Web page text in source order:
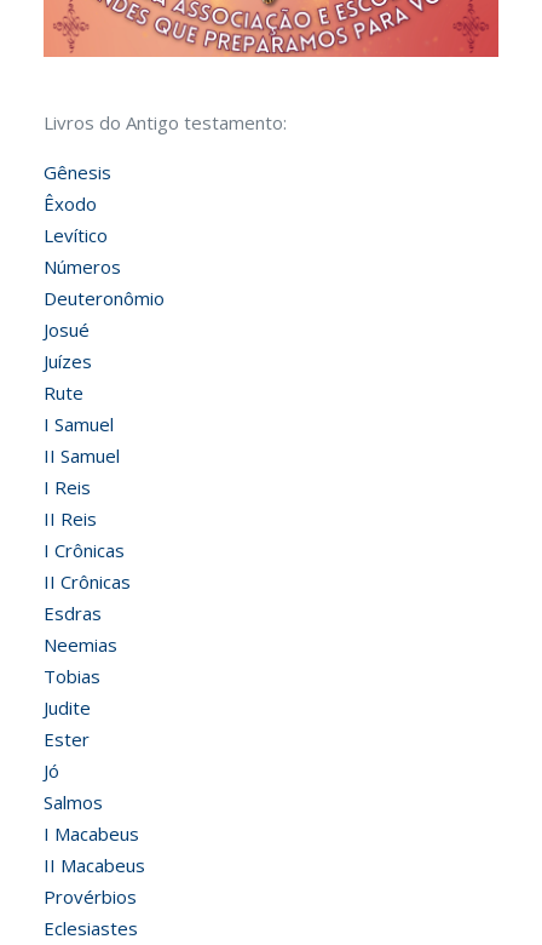
Livros do Antigo testamento:
Gênesis
Êxodo
Levítico
Números
Deuteronômio
Josué
Juízes
Rute
I Samuel
II Samuel
I Reis
II Reis
I Crônicas
II Crônicas
Esdras
Neemias
Tobias
Judite
Ester
Jó
Salmos
I Macabeus
II Macabeus
Provérbios
Eclesiastes